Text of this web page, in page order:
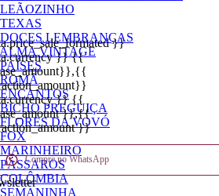
LEMBRANÇAS
VINTAGE
PREGUIÇA
DA VOVÓ
}}
}} {{
,{{
}} {{
}},{{
}}
Compre no WhatsApp